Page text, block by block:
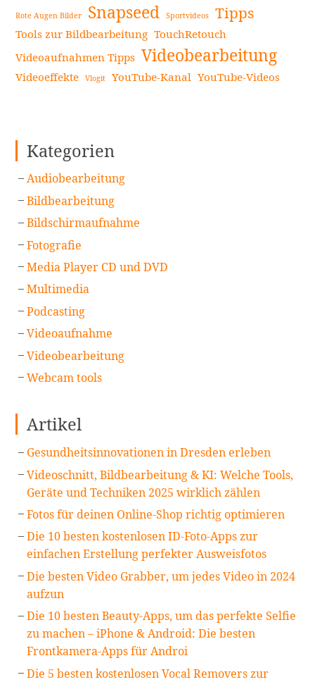
Rote Augen Bilder Snapseed Sportvideos Tipps
Tools zur Bildbearbeitung TouchRetouch
Videoaufnahmen Tipps Videobearbeitung
Videoeffekte Vlogit YouTube-Kanal YouTube-Videos
Kategorien
Audiobearbeitung
Bildbearbeitung
Bildschirmaufnahme
Fotografie
Media Player CD und DVD
Multimedia
Podcasting
Videoaufnahme
Videobearbeitung
Webcam tools
Artikel
Gesundheitsinnovationen in Dresden erleben
Videoschnitt, Bildbearbeitung & KI: Welche Tools,
Geräte und Techniken 2025 wirklich zählen
Fotos für deinen Online-Shop richtig optimieren
Die 10 besten kostenlosen ID-Foto-Apps zur
einfachen Erstellung perfekter Ausweisfotos
Die besten Video Grabber, um jedes Video in 2024
aufzun
Die 10 besten Beauty-Apps, um das perfekte Selfie
zu machen – iPhone & Android: Die besten
Frontkamera-Apps für Androi
Die 5 besten kostenlosen Vocal Removers zur